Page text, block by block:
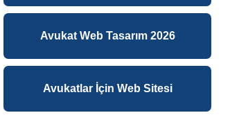
Avukat Web Tasarım 2026
Avukatlar İçin Web Sitesi